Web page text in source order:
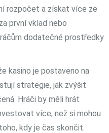
rozpočet a získat více ze
první vklad nebo
dodatečné prostředky
kasino je postaveno na
strategie, jak zvýšit
Hráči by měli hrát
více, než si mohou
kdy je čas skončit.